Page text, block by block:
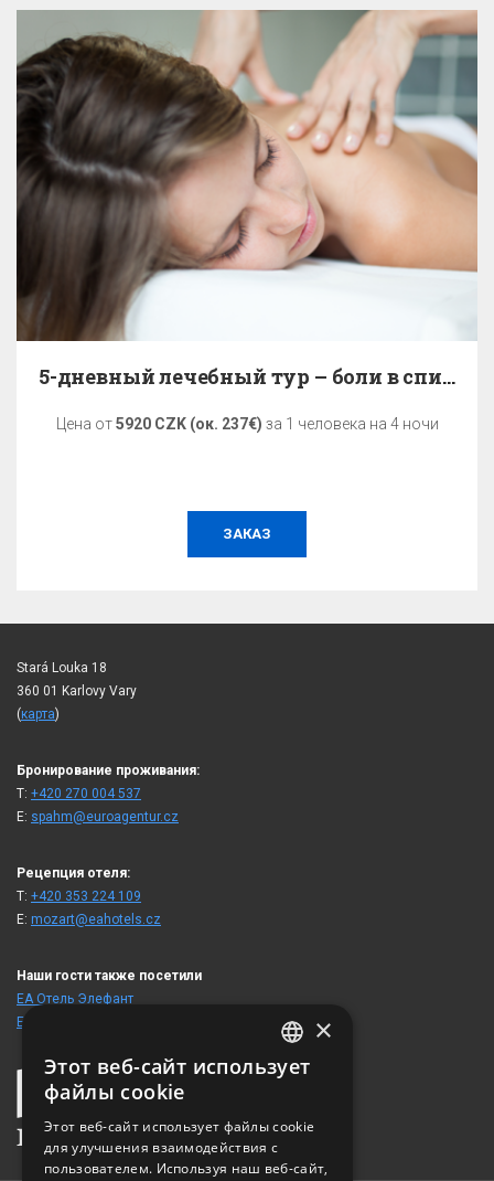
5-дневный лечебный тур – боли в спине
Цена от5920 CZK (ок. 237€) за 1 человека на 4 ночи
ЗАКАЗ
Stará Louka 18
360 01 Karlovy Vary
(карта)
Бронирование проживания:
T: +420 270 004 537
E: spahm@euroagentur.cz
Рецепция отеля:
T: +420 353 224 109
E: mozart@eahotels.cz
Наши гости также посетили
ЕА Отель Элефант
ЕА Отель Атлантик Палас
CZECH
×
Этот веб-сайт использует
файлы cookie
Этот веб-сайт использует файлы cookie
для улучшения взаимодействия с
пользователем. Используя наш веб-сайт,